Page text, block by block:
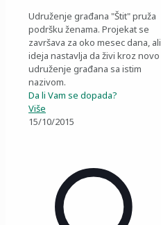
Udruženje građana "Štit" pruža
podršku ženama. Projekat se
završava za oko mesec dana, ali
ideja nastavlja da živi kroz novo
udruženje građana sa istim
nazivom.
Da li Vam se dopada?
Više
15/10/2015